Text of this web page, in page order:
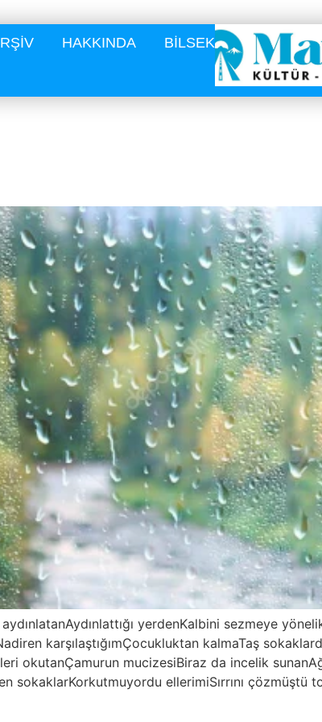
HAKKINDA BİLSEK
yerdenKalbini sezmeye
karşılaştığımÇocukluktan kalmaTaş
okutanÇamurun mucizesiBiraz da incelik
sokaklarKorkutmuyordu ellerimiSırrını çözmüştü